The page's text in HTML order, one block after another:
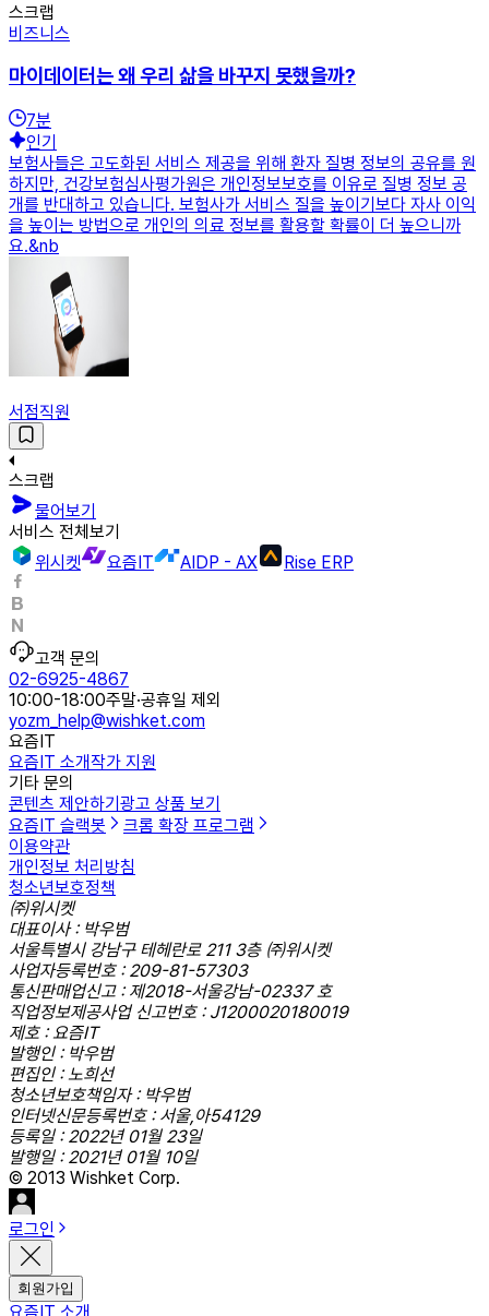
스크랩
비즈니스
마이데이터는 왜 우리 삶을 바꾸지 못했을까?
7분
인기
보험사들은 고도화된 서비스 제공을 위해 환자 질병 정보의 공유를 원
하지만, 건강보험심사평가원은 개인정보보호를 이유로 질병 정보 공
개를 반대하고 있습니다. 보험사가 서비스 질을 높이기보다 자사 이익
을 높이는 방법으로 개인의 의료 정보를 활용할 확률이 더 높으니까
요.&nb
서점직원
스크랩
물어보기
서비스 전체보기
위시켓
요즘IT AIDP - AX Rise ERP
고객 문의
02-6925-4867
10:00-18:00주말·공휴일 제외
yozm_help@wishket.com
요즘IT
요즘IT 소개작가 지원
기타 문의
콘텐츠 제안하기 광고 상품 보기
요즘IT 슬랙봇
크롬 확장 프로그램
이용약관
개인정보 처리방침
청소년보호정책
㈜위시켓
대표이사 : 박우범
서울특별시 강남구 테헤란로 211 3층 ㈜위시켓
사업자등록번호 : 209-81-57303
통신판매업신고 : 제2018-서울강남-02337 호
직업정보제공사업 신고번호 : J1200020180019
제호 : 요즘IT
발행인 : 박우범
편집인 : 노희선
청소년보호책임자 : 박우범
인터넷신문등록번호 : 서울,아54129
등록일 : 2022년 01월 23일
발행일 : 2021년 01월 10일
© 2013 Wishket Corp.
로그인
회원가입